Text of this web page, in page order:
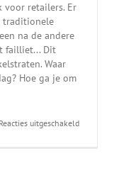
voor retailers. Er
traditionele
na de andere
failliet... Dit
Waar
Hoe ga je om
Reacties uitgeschakeldvoor